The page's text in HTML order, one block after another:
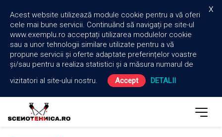
Acest website utilizează module cookie pentru a vă oferi
cele mai bune servicii. Continuând să navigați pe site-ul
www.exemplu.ro acceptați utilizarea modulelor cookie
sau a unor tehnologii similare utilizate pentru a vă
propune servicii și oferte adaptate preferințelor voastre
și/sau pentru a realiza statistici și a măsura numarul de
vizitatori al site-ului nostru.
Accept
x
DETALII